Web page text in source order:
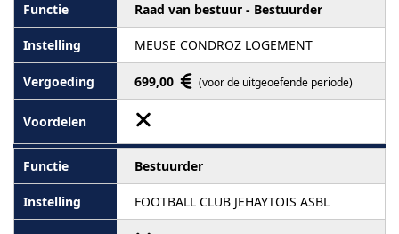
Raad van bestuur - Bestuurder
MEUSE CONDROZ LOGEMENT
699,00 (voor de uitgeoefende periode)
Bestuurder
FOOTBALL CLUB JEHAYTOIS ASBL